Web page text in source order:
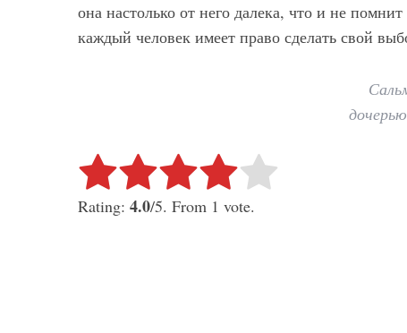
она настолько от него далека, что и не
каждый человек имеет право сделать свой
Rate this item: Submit Rating
Rating: 4.0/5. From 1 vote.